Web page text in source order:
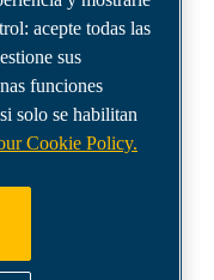
acepte todas las
sus
funciones
solo se habilitan
Cookie Policy.